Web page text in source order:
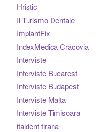
Hristic
Il Turismo Dentale
ImplantFix
IndexMedica Cracovia
Interviste
Interviste Bucarest
Interviste Budapest
Interviste Malta
Interviste Timisoara
italdent tirana